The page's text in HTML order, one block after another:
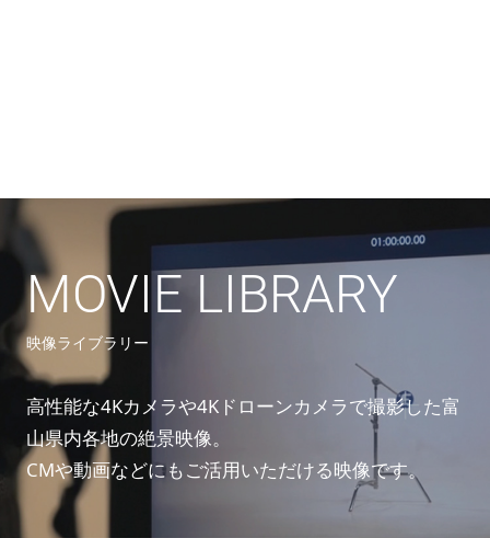
MOVIE LIBRARY
映像ライブラリー
高性能な4Kカメラや4Kドローンカメラで撮影した富
山県内各地の絶景映像。
CMや動画などにもご活用いただける映像です。